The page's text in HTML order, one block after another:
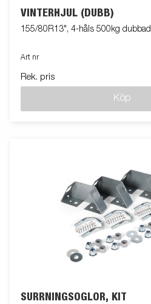
VINTERHJUL (DUBB)
155/80R13", 4-håls 500kg dubbad
Art nr
Rek. pris
Köp
SURRNINGSÖGLOR, KIT